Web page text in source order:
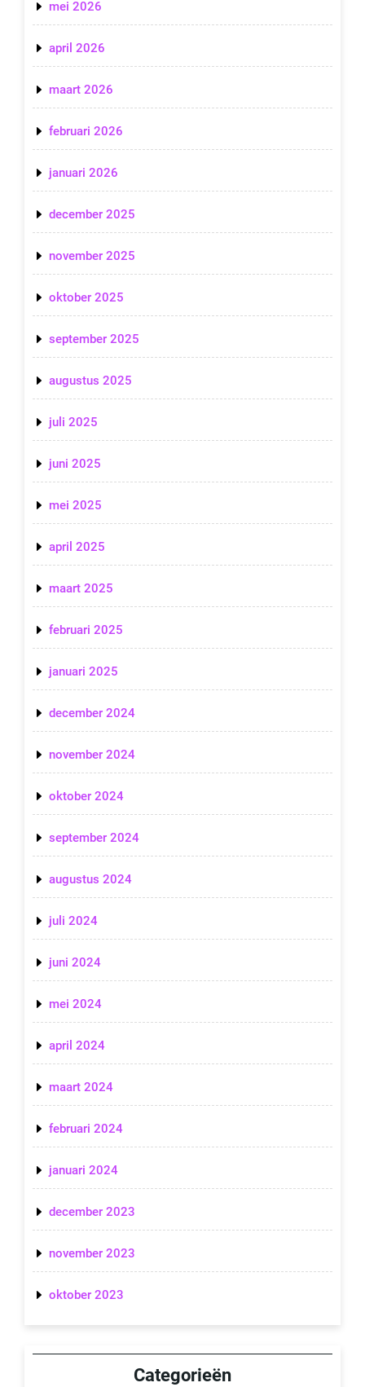
mei 2026
april 2026
maart 2026
februari 2026
januari 2026
december 2025
november 2025
oktober 2025
september 2025
augustus 2025
juli 2025
juni 2025
mei 2025
april 2025
maart 2025
februari 2025
januari 2025
december 2024
november 2024
oktober 2024
september 2024
augustus 2024
juli 2024
juni 2024
mei 2024
april 2024
maart 2024
februari 2024
januari 2024
december 2023
november 2023
oktober 2023
Categorieën